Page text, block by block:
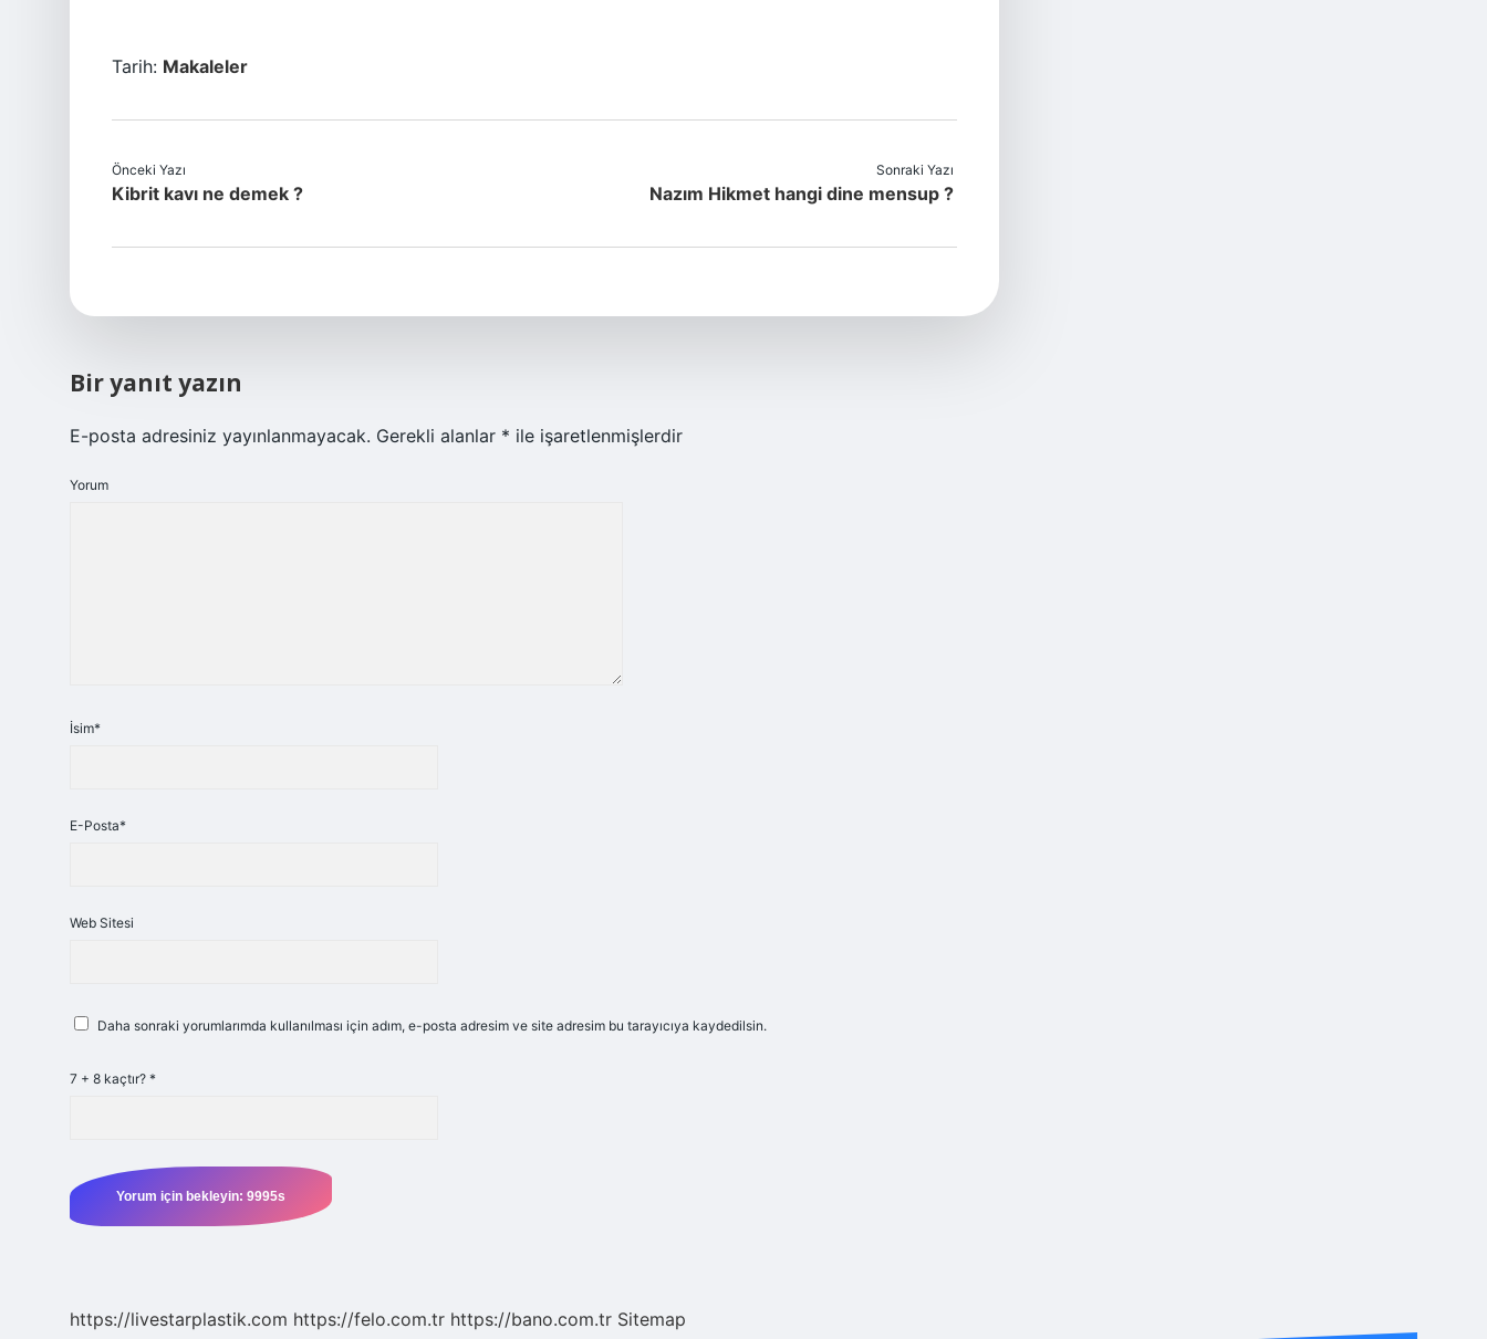
Tarih: Makaleler
Önceki Yazı
Kibrit kavı ne demek ?
Sonraki Yazı
Nazım Hikmet hangi dine mensup ?
Bir yanıt yazın
E-posta adresiniz yayınlanmayacak. Gerekli alanlar * ile işaretlenmişlerdir
Yorum
İsim*
E-Posta*
Web Sitesi
Daha sonraki yorumlarımda kullanılması için adım, e-posta adresim ve site adresim bu tarayıcıya kaydedilsin.
7 + 8 kaçtır? *
https://livestarplastik.com https://felo.com.tr https://bano.com.tr Sitemap